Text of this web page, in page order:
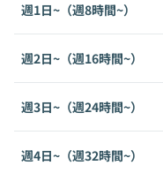
週1日~（週8時間~）
週2日~（週16時間~）
週3日~（週24時間~）
週4日~（週32時間~）